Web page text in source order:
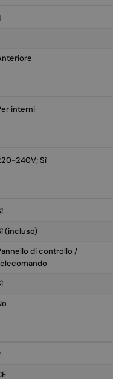
interni
240V; Sì
(incluso)
di controllo /